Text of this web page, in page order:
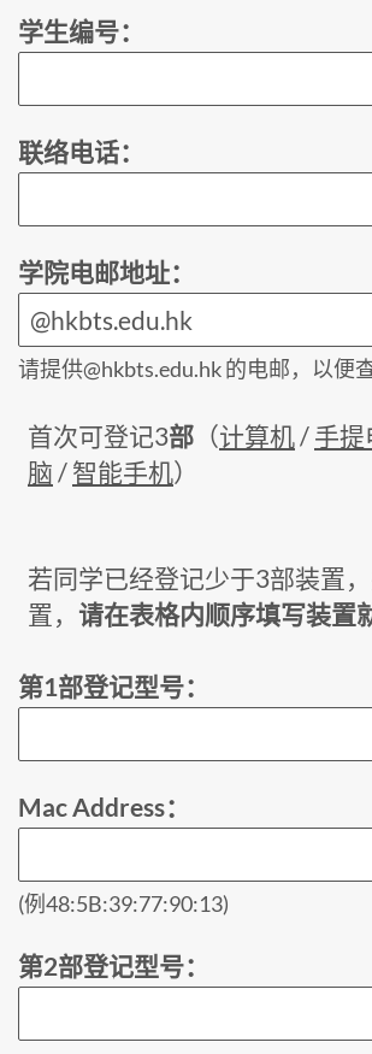
学生编号：
联络电话：
学院电邮地址：
请提供@hkbts.edu.hk 的电邮，以便查
首次可登记3部 （计算机 / 手提
脑 / 智能手机）
若同学已经登记少于3部装置
置， 请在表格内顺序填写装置
第1部登记型号：
Mac Address：
(例48:5B:39:77:90:13)
第2部登记型号：